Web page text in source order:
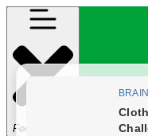
Fechar Menu